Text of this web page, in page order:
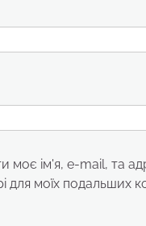
моє ім'я, e-mail, та
для моїх подальших